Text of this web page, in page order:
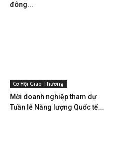
đông...
Cơ Hội Giao Thương
Mời doanh nghiệp tham dự
Tuần lễ Năng lượng Quốc tế...